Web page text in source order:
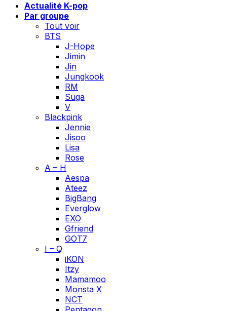
Actualité K-pop
Par groupe
Tout voir
BTS
J-Hope
Jimin
Jin
Jungkook
RM
Suga
V
Blackpink
Jennie
Jisoo
Lisa
Rose
A – H
Aespa
Ateez
BigBang
Everglow
EXO
Gfriend
GOT7
I – Q
iKON
Itzy
Mamamoo
Monsta X
NCT